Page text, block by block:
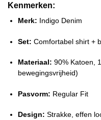
Kenmerken:
Merk: Indigo Denim
Set: Comfortabel shirt +
Materiaal: 90% Katoen,
bewegingsvrijheid)
Pasvorm: Regular Fit
Design: Strakke, effen